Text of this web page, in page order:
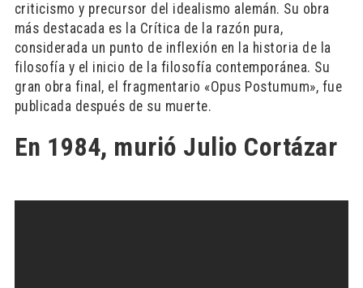
criticismo y precursor del idealismo alemán. Su obra
más destacada es la Crítica de la razón pura,
considerada un punto de inflexión en la historia de la
filosofía y el inicio de la filosofía contemporánea. Su
gran obra final, el fragmentario «Opus Postumum», fue
publicada después de su muerte.
En 1984, murió Julio Cortázar